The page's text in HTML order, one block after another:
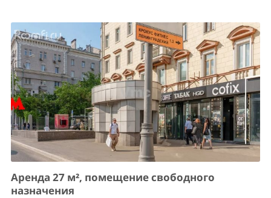
Аренда 27 м², помещение свободного
назначения